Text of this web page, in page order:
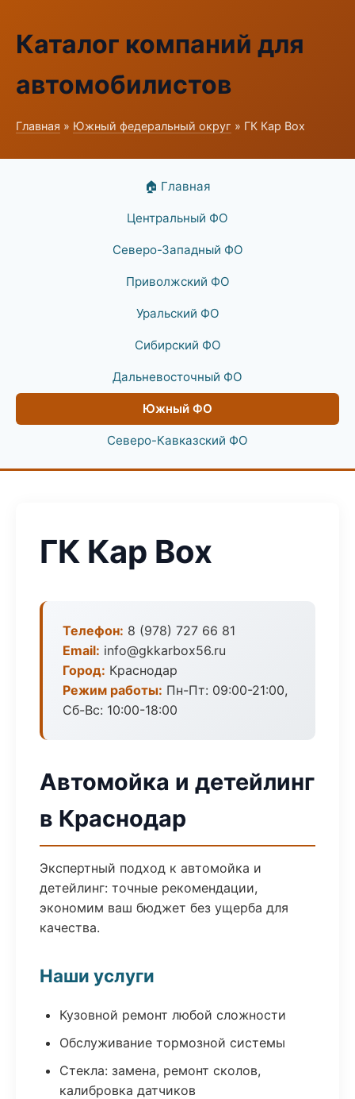
Каталог компаний для
автомобилистов
Главная » Южный федеральный округ » ГК Кар Box
🏠 Главная
Центральный ФО
Северо-Западный ФО
Приволжский ФО
Уральский ФО
Сибирский ФО
Дальневосточный ФО
Южный ФО
Северо-Кавказский ФО
ГК Кар Box
Телефон: 8 (978) 727 66 81
Email: info@gkkarbox56.ru
Город: Краснодар
Режим работы: Пн-Пт: 09:00-21:00,
Сб-Вс: 10:00-18:00
Автомойка и детейлинг
в Краснодар
Экспертный подход к автомойка и
детейлинг: точные рекомендации,
экономим ваш бюджет без ущерба для
качества.
Наши услуги
Кузовной ремонт любой сложности
Обслуживание тормозной системы
Стекла: замена, ремонт сколов,
калибровка датчиков